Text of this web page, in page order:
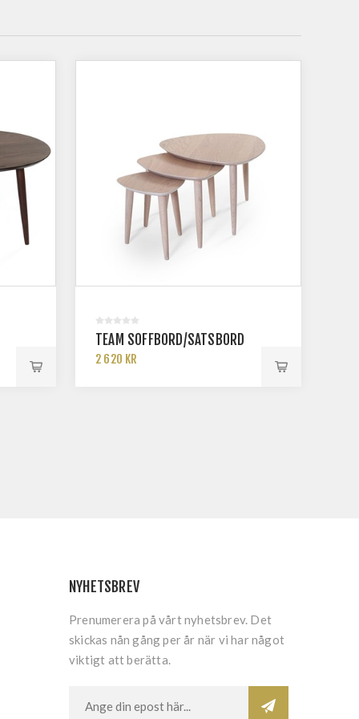
TEAM SOFFBORD/SATSBORD
2 620 KR
NYHETSBREV
Prenumerera på vårt nyhetsbrev. Det
skickas nån gång per år när vi har något
viktigt att berätta.